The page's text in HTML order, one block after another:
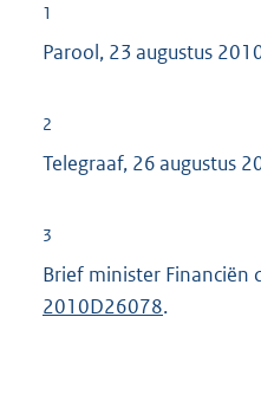
1
Parool, 23 augustus
2
Telegraaf, 26 augustus
3
Brief minister Financiën
2010D26078.